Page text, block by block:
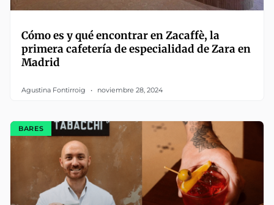
Cómo es y qué encontrar en Zacaffè, la
primera cafetería de especialidad de Zara en
Madrid
Agustina Fontirroig noviembre 28, 2024
BARES